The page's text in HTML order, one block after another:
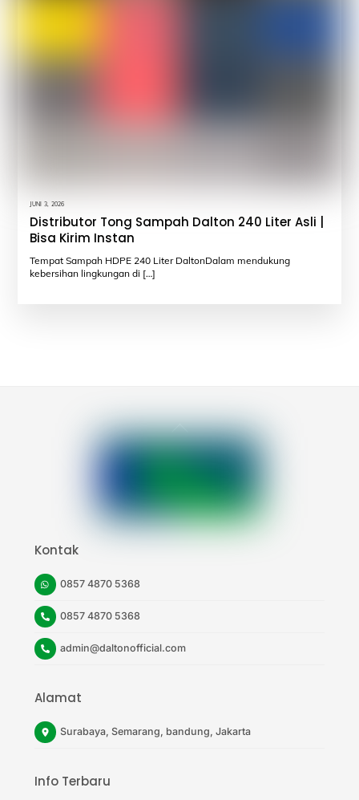
JUNI 3, 2026
Distributor Tong Sampah Dalton 240 Liter Asli |
Bisa Kirim Instan
Tempat Sampah HDPE 240 Liter DaltonDalam mendukung
kebersihan lingkungan di […]
Back
To
Top
Kontak
0857 4870 5368
0857 4870 5368
admin@daltonofficial.com
Alamat
Surabaya, Semarang, bandung, Jakarta
Info Terbaru